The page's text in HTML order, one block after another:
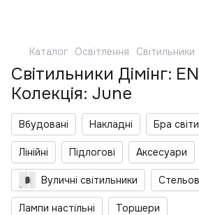
Каталог Освітлення Світильники
Світильники Дімінг:
Колекція: June
Вбудовані Накладні Бра
Лінійні Підлогові Аксесуари
Вуличні світильники
Лампи настільні Торшери